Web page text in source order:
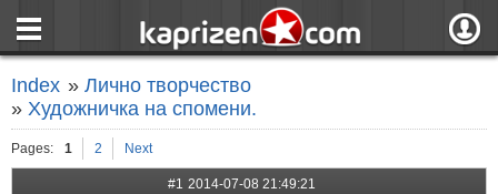
Index »Лично творчество
» Художничка на спомени.
Pages: 1 2 Next
#1 2014-07-08 21:49:21